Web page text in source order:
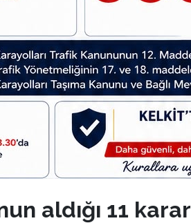
aldığı 11 karar